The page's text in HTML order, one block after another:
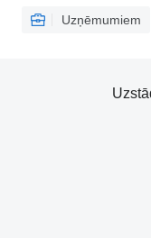
Uzņēmumiem